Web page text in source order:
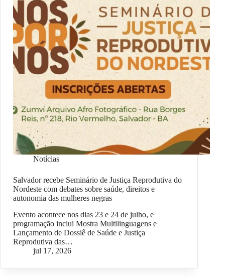
Notícias
Salvador recebe Seminário de Justiça Reprodutiva do
Nordeste com debates sobre saúde, direitos e
autonomia das mulheres negras
Evento acontece nos dias 23 e 24 de julho, e
programação inclui Mostra Multilinguagens e
Lançamento de Dossiê de Saúde e Justiça
Reprodutiva das…
jul 17, 2026